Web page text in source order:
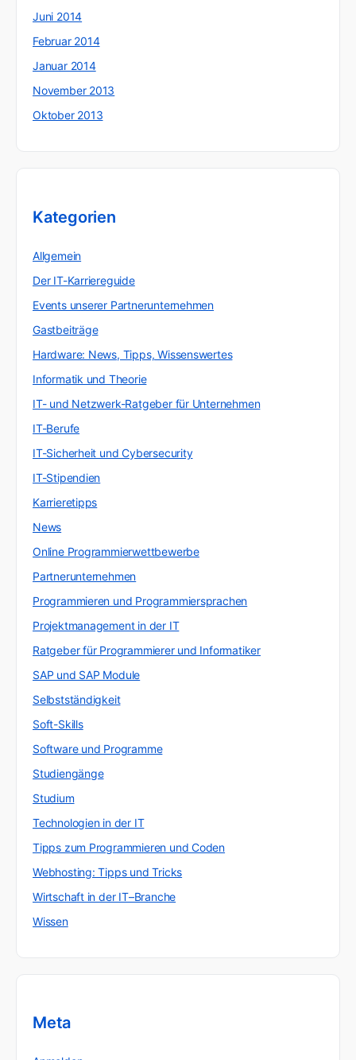
Juni 2014
Februar 2014
Januar 2014
November 2013
Oktober 2013
Kategorien
Allgemein
Der IT-Karriereguide
Events unserer Partnerunternehmen
Gastbeiträge
Hardware: News, Tipps, Wissenswertes
Informatik und Theorie
IT- und Netzwerk-Ratgeber für Unternehmen
IT-Berufe
IT-Sicherheit und Cybersecurity
IT-Stipendien
Karrieretipps
News
Online Programmierwettbewerbe
Partnerunternehmen
Programmieren und Programmiersprachen
Projektmanagement in der IT
Ratgeber für Programmierer und Informatiker
SAP und SAP Module
Selbstständigkeit
Soft-Skills
Software und Programme
Studiengänge
Studium
Technologien in der IT
Tipps zum Programmieren und Coden
Webhosting: Tipps und Tricks
Wirtschaft in der IT–Branche
Wissen
Meta